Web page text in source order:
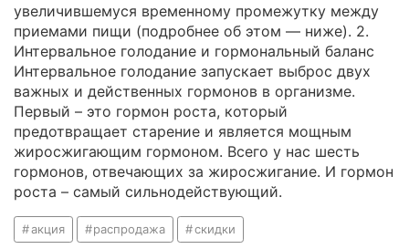
увеличившемуся временному промежутку между
приемами пищи (подробнее об этом — ниже). 2.
Интервальное голодание и гормональный баланс
Интервальное голодание запускает выброс двух
важных и действенных гормонов в организме.
Первый – это гормон роста, который
предотвращает старение и является мощным
жиросжигающим гормоном. Всего у нас шесть
гормонов, отвечающих за жиросжигание. И гормон
роста – самый сильнодействующий.
акция распродажа скидки